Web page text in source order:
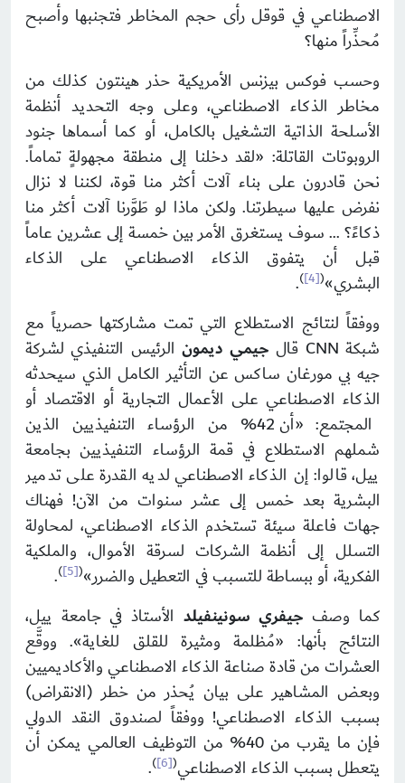
الاصطناعي في قوقل رأى حجم المخاطر فتجنبها وأصبح
مُحذِّراً منها؟
وحسب فوكس بيزنس الأمريكية حذر هينتون كذلك من
مخاطر الذكاء الاصطناعي، وعلى وجه التحديد أنظمة
الأسلحة الذاتية التشغيل بالكامل، أو كما أسماها جنود
الروبوتات القاتلة: «لقد دخلنا إلى منطقة مجهولةٍ تماماً.
نحن قادرون على بناء آلات أكثر منا قوة، لكننا لا نزال
نفرض عليها سيطرتنا. ولكن ماذا لو طَوَّرنا آلات أكثر منا
ذكاءً؟ … سوف يستغرق الأمر بين خمسة إلى عشرين عاماً
قبل أن يتفوق الذكاء الاصطناعي على الذكاء
البشري»(
[4]
)
.
ووفقاً لنتائج الاستطلاع التي تمت مشاركتها حصرياً مع
شبكة CNN قال
جيمي ديمونالرئيس التنفيذي لشركة
جيه بي مورغان ساكس عن التأثير الكامل الذي سيحدثه
الذكاء الاصطناعي على الأعمال التجارية أو الاقتصاد أو
المجتمع: «أن 42% من الرؤساء التنفيذيين الذين
شملهم الاستطلاع في قمة الرؤساء التنفيذيين بجامعة
ييل، قالوا: إن الذكاء الاصطناعي لديه القدرة على تدمير
البشرية بعد خمس إلى عشر سنوات من الآن! فهناك
جهات فاعلة سيئة تستخدم الذكاء الاصطناعي، لمحاولة
التسلل إلى أنظمة الشركات لسرقة الأموال، والملكية
الفكرية، أو ببساطة للتسبب في التعطيل والضرر»(
[5]
)
.
كما وصف جيفري سونينفيلد الأستاذ في جامعة ييل،
النتائج بأنها: «مُظلمة ومثيرة للقلق للغاية». ووقَّع
العشرات من قادة صناعة الذكاء الاصطناعي والأكاديميين
وبعض المشاهير على بيان يُحذر من خطر (الانقراض)
بسبب الذكاء الاصطناعي! ووفقاً لصندوق النقد الدولي
فإن ما يقرب من 40% من التوظيف العالمي يمكن أن
يتعطل بسبب الذكاء الاصطناعي(
[6]
)
.